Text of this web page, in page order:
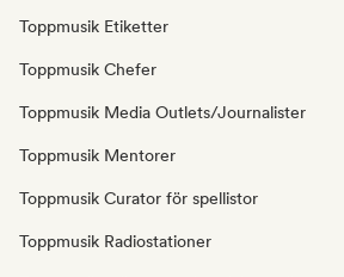
Toppmusik Etiketter
Toppmusik Chefer
Toppmusik Media Outlets/Journalister
Toppmusik Mentorer
Toppmusik Curator för spellistor
Toppmusik Radiostationer